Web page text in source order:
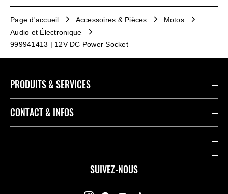
Page d'accueil Accessoires & Pièces
Motos
Audio et Électronique
999941413 | 12V DC Power Socket
SUIVEZ-NOUS
PRODUITS & SERVICES
Accessoires & Pièces
Concessionnaires
CONTACT & INFOS
Contact